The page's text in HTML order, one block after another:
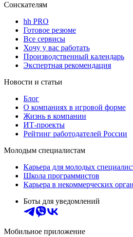
Соискателям
hh PRO
Готовое резюме
Все сервисы
Хочу у вас работать
Производственный календарь
Экспертная рекомендация
Новости и статьи
Блог
О компаниях в игровой форме
Жизнь в компании
ИТ-проекты
Рейтинг работодателей России
Молодым специалистам
Карьера для молодых
Школа программистов
Карьера в некоммерческих
Боты для уведомлений
Мобильное приложение